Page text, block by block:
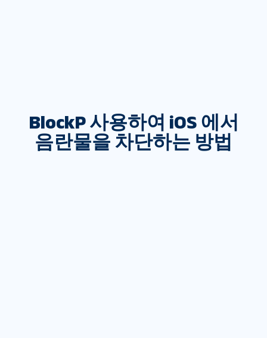
BlockP 사용하여 iOS 에서
음란물을 차단하는 방법